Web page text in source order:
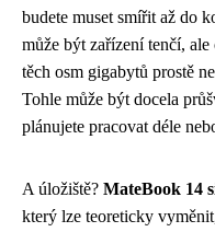
budete muset smířit až do
může být zařízení tenčí,
těch osm gigabytů prostě
Tohle může být docela
plánujete pracovat déle
A úložiště? MateBook 14
který lze teoreticky